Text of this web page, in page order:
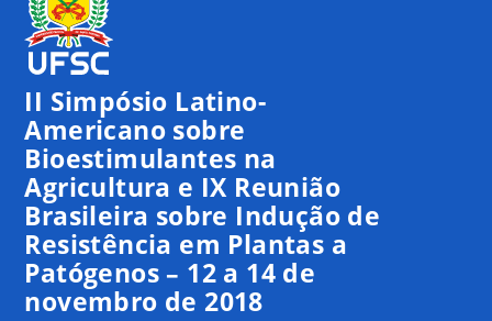
II Simpósio Latino-
Americano sobre
Bioestimulantes na
Agricultura e IX Reunião
Brasileira sobre Indução de
Resistência em Plantas a
Patógenos – 12 a 14 de
novembro de 2018